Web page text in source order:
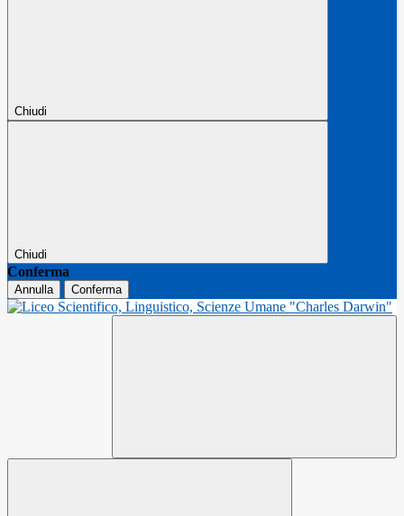
Chiudi
Chiudi
Conferma
Annulla Conferma